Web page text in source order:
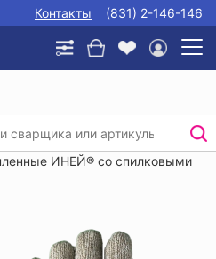
Контакты (831) 2-146-146
хб с пвх
/
ИНЕЙ® со спилковыми